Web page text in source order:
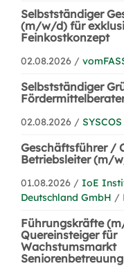
Selbstständiger
(m/w/d) für
Feinkostkonzept
02.08.2026 /
Selbstständiger
02.08.2026 /
Geschäftsführer /
Betriebsleiter (m/
01.08.2026 / IoE
Deutschland GmbH /
Führungskräfte
Quereinsteiger für
Wachstumsmarkt
Seniorenbetreuung